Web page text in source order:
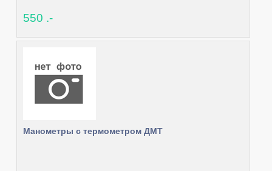
550 .-
Манометры с термометром ДМТ